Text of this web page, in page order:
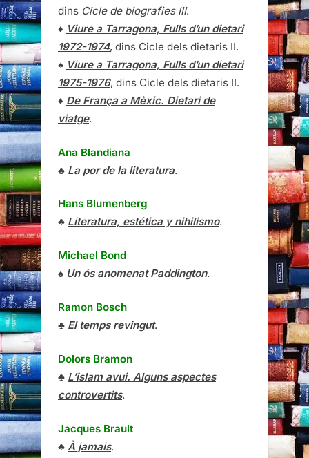
dins Cicle de biografies III.
♦ Viure a Tarragona, Fulls d’un dietari
1972-1974, dins Cicle dels dietaris II.
♠ Viure a Tarragona, Fulls d’un dietari
1975-1976, dins Cicle dels dietaris II.
♦ De França a Mèxic. Dietari de
viatge.
Ana Blandiana
♣ La por de la literatura.
Hans Blumenberg
♣ Literatura, estética y nihilismo.
Michael Bond
♠ Un ós anomenat Paddington.
Ramon Bosch
♣ El temps revingut.
Dolors Bramon
♣ L’islam avui. Alguns aspectes
controvertits.
Jacques Brault
♣ À jamais.